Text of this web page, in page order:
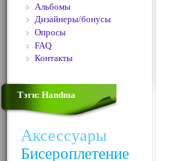
Альбомы
Дизайнеры/бонусы
Опросы
FAQ
Контакты
Тэги: Handma
Аксессуары
Бисероплетение